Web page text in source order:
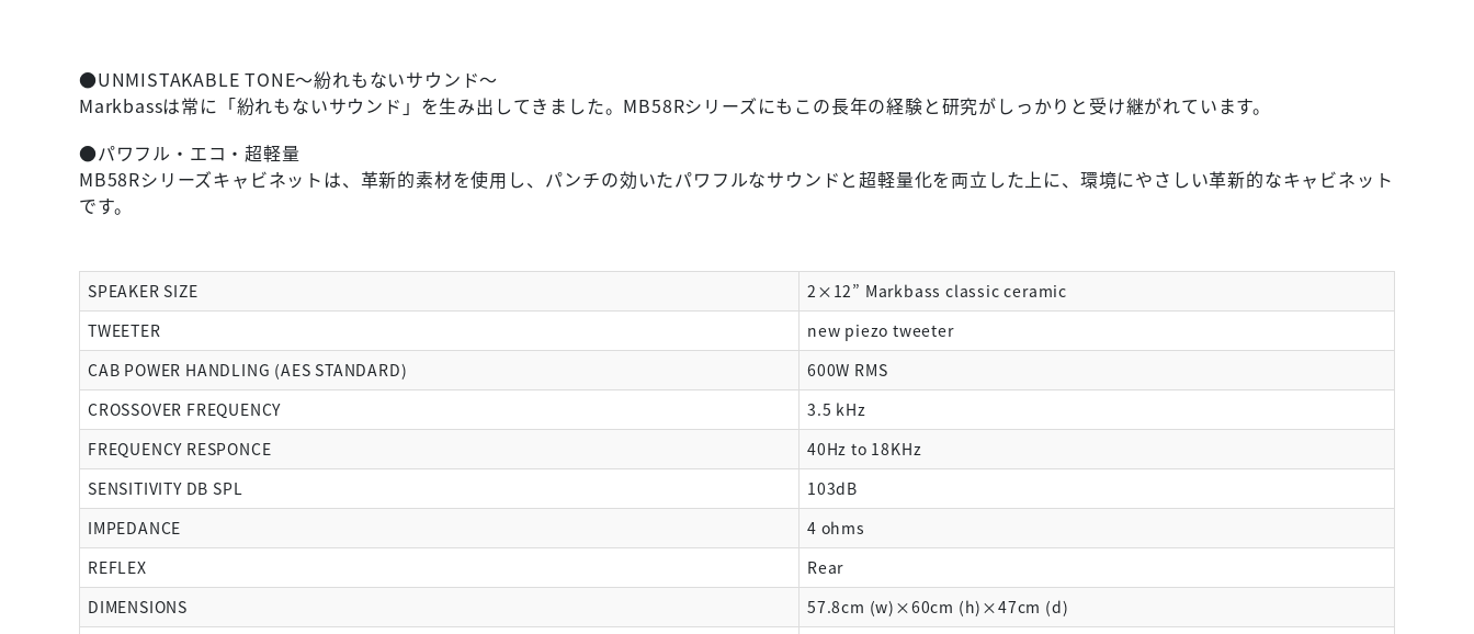
●UNMISTAKABLE TONE～紛れもないサウンド～
Markbassは常に「紛れもないサウンド」を生み出してきました。MB58Rシリーズにもこの長年の経験と研究がしっかりと受け継がれています。
●パワフル・エコ・超軽量
MB58Rシリーズキャビネットは、革新的素材を使用し、パンチの効いたパワフルなサウンドと超軽量化を両立した上に、環境にやさしい革新的なキャビネット
です。
SPEAKER SIZE
2×12” Markbass classic ceramic
TWEETER
new piezo tweeter
CAB POWER HANDLING (AES STANDARD)
600W RMS
CROSSOVER FREQUENCY
3.5 kHz
FREQUENCY RESPONCE
40Hz to 18KHz
SENSITIVITY DB SPL
103dB
IMPEDANCE
4 ohms
REFLEX
Rear
DIMENSIONS
57.8cm (w)×60cm (h)×47cm (d)